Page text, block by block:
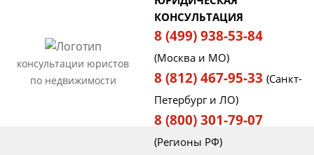
консультации юристов
по недвижимости
КОНСУЛЬТАЦИЯ
8 (499) 938-53-84
(Москва и МО)
8 (812) 467-95-33 (Санкт-
Петербург и ЛО)
8 (800) 301-79-07
(Регионы РФ)